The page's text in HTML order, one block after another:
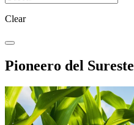
Clear
Pioneero del Sureste